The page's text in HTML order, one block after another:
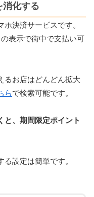
消化する
決済サービスです。
表示で街中で支払い可
るお店はどんどん拡大
らで検索可能です。
と、期間限定ポイント
設定は簡単です。